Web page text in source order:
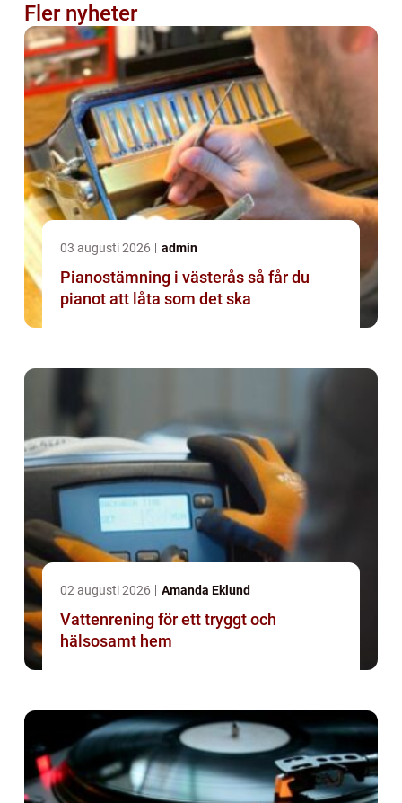
Fler nyheter
03 augusti 2026 admin
Pianostämning i västerås så får du
pianot att låta som det ska
02 augusti 2026 Amanda Eklund
Vattenrening för ett tryggt och
hälsosamt hem